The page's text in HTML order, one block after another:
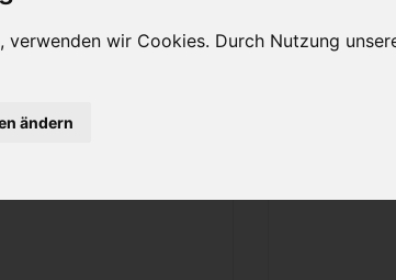
wir Cookies. Durch Nutzung
ändern
1
23 Artikeln